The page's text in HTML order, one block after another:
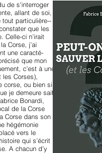
de s'interroger
allant de soi,
particulière--
que les
Celle-ci n’irait
Corse, j’ai
une caracté-
que mon
c’est à une
les Corses),
corse, ou bien si
je demeure sait
Bonardi,
de la Corse
Corse dans son
hégémonie
vers le
qui s’écrit
A chacun d’y